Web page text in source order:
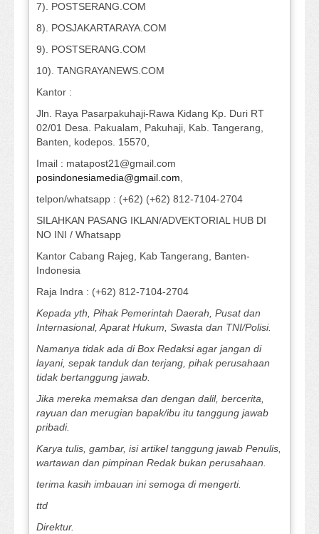
7). POSTSERANG.COM
8). POSJAKARTARAYA.COM
9). POSTSERANG.COM
10). TANGRAYANEWS.COM
Kantor :
Jln. Raya Pasarpakuhaji-Rawa Kidang Kp. Duri RT
02/01 Desa. Pakualam, Pakuhaji, Kab. Tangerang,
Banten, kodepos. 15570,
Imail : matapost21@gmail.com
posindonesiamedia@gmail.com,
telpon/whatsapp : (+62) (+62) 812-7104-2704
SILAHKAN PASANG IKLAN/ADVEKTORIAL HUB DI
NO INI / Whatsapp
Kantor Cabang Rajeg, Kab Tangerang, Banten-
Indonesia
Raja Indra : (+62) 812-7104-2704
Kepada yth, Pihak Pemerintah Daerah, Pusat dan
Internasional, Aparat Hukum, Swasta dan TNI/Polisi.
Namanya tidak ada di Box Redaksi agar jangan di
layani, sepak tanduk dan terjang, pihak perusahaan
tidak bertanggung jawab.
Jika mereka memaksa dan dengan dalil, bercerita,
rayuan dan merugian bapak/ibu itu tanggung jawab
pribadi.
Karya tulis, gambar, isi artikel tanggung jawab Penulis,
wartawan dan pimpinan Redak bukan perusahaan.
terima kasih imbauan ini semoga di mengerti.
ttd
Direktur.